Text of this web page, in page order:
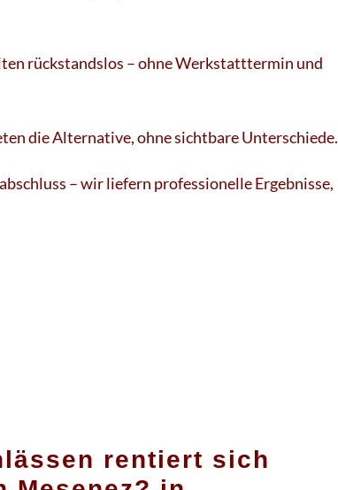
rückstandslos – ohne Werkstatttermin und
die Alternative, ohne sichtbare Unterschiede.
– wir liefern professionelle Ergebnisse,
rentiert sich